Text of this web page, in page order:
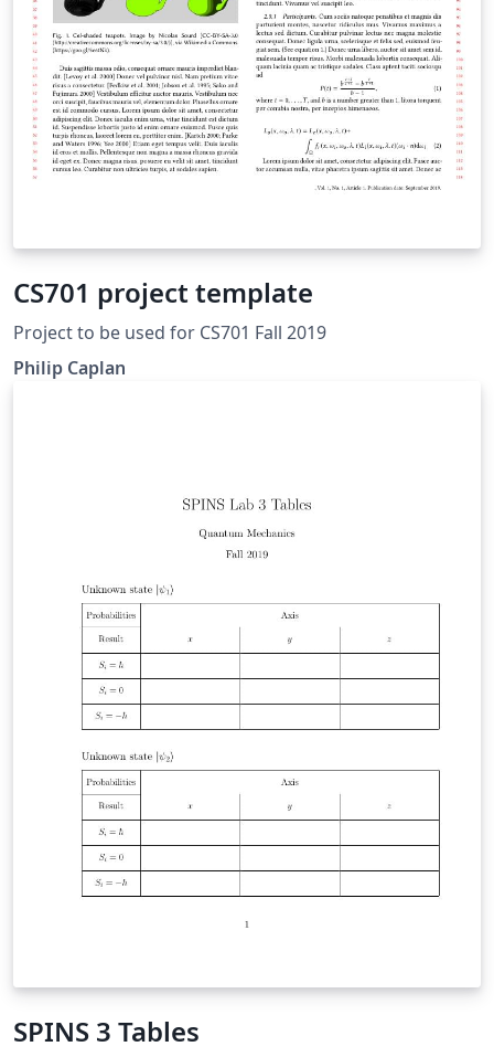
CS701 project template
Project to be used for CS701 Fall 2019
Philip Caplan
SPINS 3 Tables